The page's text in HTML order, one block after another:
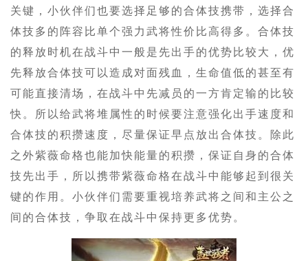
关键，小伙伴们也要选择足够的合体技携带，选择合
体技多的阵容比单个强力武将性价比高得多。合体技
的释放时机在战斗中一般是先出手的优势比较大，优
先释放合体技可以造成对面残血，生命值低的甚至有
可能直接清场，在战斗中先减员的一方肯定输的比较
快。所以给武将堆属性的时候要注意强化出手速度和
合体技的积攒速度，尽量保证早点放出合体技。除此
之外紫薇命格也能加快能量的积攒，保证自身的合体
技先出手，所以携带紫薇命格在战斗中能够起到很关
键的作用。小伙伴们需要重视培养武将之间和主公之
间的合体技，争取在战斗中保持更多优势。